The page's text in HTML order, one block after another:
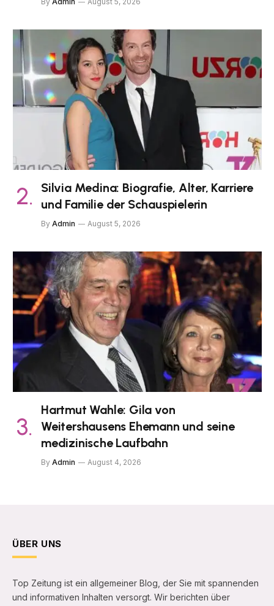
Silvia Medina: Biografie, Alter, Karriere
und Familie der Schauspielerin
By Admin August 5, 2026
Hartmut Wahle: Gila von
Weitershausens Ehemann und seine
medizinische Laufbahn
By Admin August 4, 2026
ÜBER UNS
Top Zeitung ist ein allgemeiner Blog, der Sie mit spannenden
und informativen Inhalten versorgt. Wir berichten über